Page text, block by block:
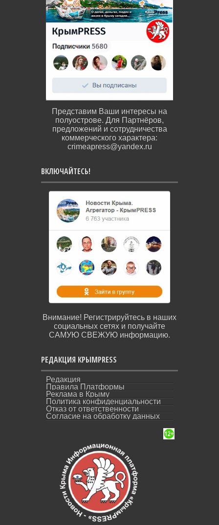
Представим Ваши интересы на
полуострове. Для Партнёров,
предложений и сотрудничества
коммерческого характера:
crimeapress@yandex.ru
ВКЛЮЧАЙТЕСЬ!
Внимание! Регистрируйтесь в наших
социальных сетях и получайте
САМУЮ СВЕЖУЮ информацию.
РЕДАКЦИЯ КРЫМPRESS
Редакция
Правила Платформы
Реклама в Крыму
Политика конфиденциальности
Отказ от ответственности
Согласие на обработку данных